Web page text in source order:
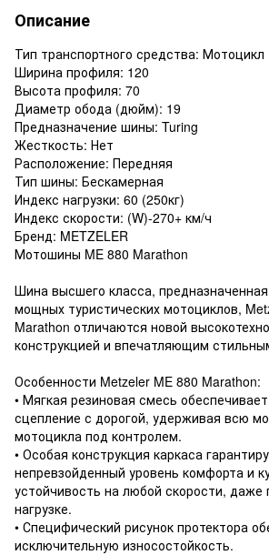
Описание
Тип транспортного средства: Мотоцикл
Ширина профиля: 120
Высота профиля: 70
Диаметр обода (дюйм): 19
Предназначение шины: Turing
Жесткость: Нет
Расположение: Передняя
Тип шины: Бескамерная
Индекс нагрузки: 60 (250кг)
Индекс скорости: (W)-270+ км/ч
Бренд: METZELER
Мотошины ME 880 Marathon
Шина высшего класса,
мощных туристических мотоциклов,
Marathon отличаются новой
конструкцией и впечатляющим
Особенности Metzeler ME 880 Marathon:
• Мягкая резиновая смесь
сцепление с дорогой, удерживая всю
мотоцикла под контролем.
• Особая конструкция каркаса
непревзойденный уровень комфорта и
устойчивость на любой скорости, даже
нагрузке.
• Специфический рисунок протектора
исключительную износостойкость.